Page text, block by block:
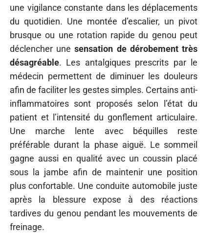
une vigilance constante dans les déplacements
du quotidien. Une montée d’escalier, un pivot
brusque ou une rotation rapide du genou peut
déclencher unesensation de dérobement très
désagréable. Les antalgiques prescrits par le
médecin permettent de diminuer les douleurs
afin de faciliter les gestes simples. Certains anti-
inflammatoires sont proposés selon l’état du
patient et l’intensité du gonflement articulaire.
Une marche lente avec béquilles reste
préférable durant la phase aiguë. Le sommeil
gagne aussi en qualité avec un coussin placé
sous la jambe afin de maintenir une position
plus confortable. Une conduite automobile juste
après la blessure expose à des réactions
tardives du genou pendant les mouvements de
freinage.